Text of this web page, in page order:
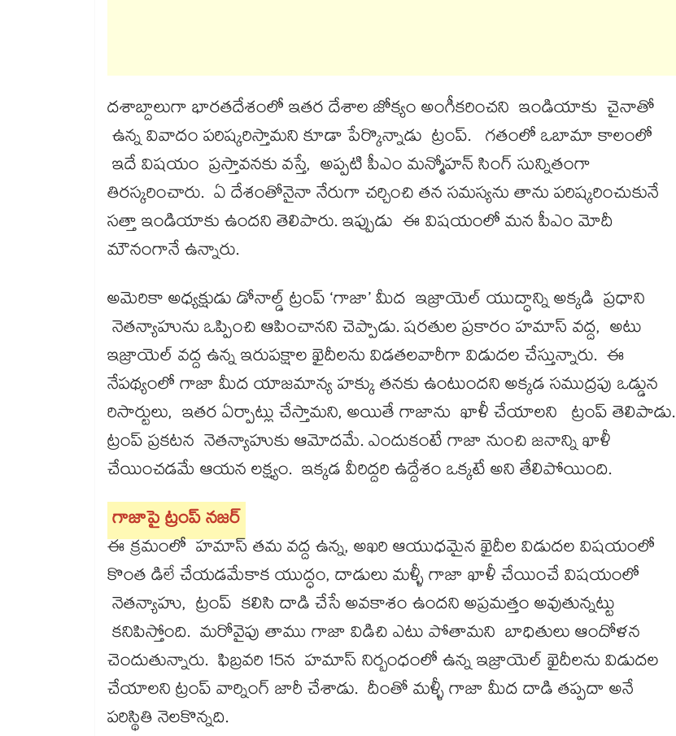
దశాబ్దాలుగా భారతదేశంలో ఇతర దేశాల జోక్యం అంగీకరించని ఇండియాకు చైనాతో
ఉన్న వివాదం పరిష్కరిస్తామని కూడా పేర్కొన్నాడు ట్రంప్. గతంలో ఒబామా కాలంలో
ఇదే విషయం ప్రస్తావనకు వస్తే, అప్పటి పీఎం మన్మోహన్ సింగ్ సున్నితంగా
తిరస్కరించారు. ఏ దేశంతోనైనా నేరుగా చర్చించి తన సమస్యను తాను పరిష్కరించుకునే
సత్తా ఇండియాకు ఉందని తెలిపారు. ఇప్పుడు ఈ విషయంలో మన పీఎం మోదీ
మౌనంగానే ఉన్నారు.
అమెరికా అధ్యక్షుడు డోనాల్డ్ ట్రంప్ ‘గాజా’ మీద ఇజ్రాయెల్ యుద్ధాన్ని అక్కడి ప్రధాని
నెతన్యాహును ఒప్పించి ఆపించానని చెప్పాడు. షరతుల ప్రకారం హమాస్ వద్ద, అటు
ఇజ్రాయెల్ వద్ద ఉన్న ఇరుపక్షాల ఖైదీలను విడతలవారీగా విడుదల చేస్తున్నారు. ఈ
నేపథ్యంలో గాజా మీద యాజమాన్య హక్కు తనకు ఉంటుందని అక్కడ సముద్రపు ఒడ్డున
రిసార్టులు, ఇతర ఏర్పాట్లు చేస్తామని, అయితే గాజాను ఖాళీ చేయాలని ట్రంప్​ తెలిపాడు.
ట్రంప్ ప్రకటన నెతన్యాహుకు ఆమోదమే. ఎందుకంటే గాజా నుంచి జనాన్ని ఖాళీ
చేయించడమే ఆయన లక్ష్యం. ఇక్కడ వీరిద్దరి ఉద్దేశం ఒక్కటే అని తేలిపోయింది.
గాజాపై ట్రంప్​ నజర్​
ఈ క్రమంలో హమాస్ తమ వద్ద ఉన్న, అఖరి ఆయుధమైన ఖైదీల విడుదల విషయంలో
కొంత డిలే చేయడమేకాక యుద్ధం, దాడులు మళ్ళీ గాజా ఖాళీ చేయించే విషయంలో
నెతన్యాహు, ట్రంప్ కలిసి దాడి చేసే అవకాశం ఉందని అప్రమత్తం అవుతున్నట్టు
కనిపిస్తోంది. మరోవైపు తాము గాజా విడిచి ఎటు పోతామని బాధితులు ఆందోళన
చెందుతున్నారు. ఫిబ్రవరి 15న హమాస్ నిర్బంధంలో ఉన్న ఇజ్రాయెల్ ఖైదీలను విడుదల
చేయాలని ట్రంప్ వార్నింగ్ జారీ చేశాడు. దీంతో మళ్ళీ గాజా మీద దాడి తప్పదా అనే
పరిస్థితి నెలకొన్నది.